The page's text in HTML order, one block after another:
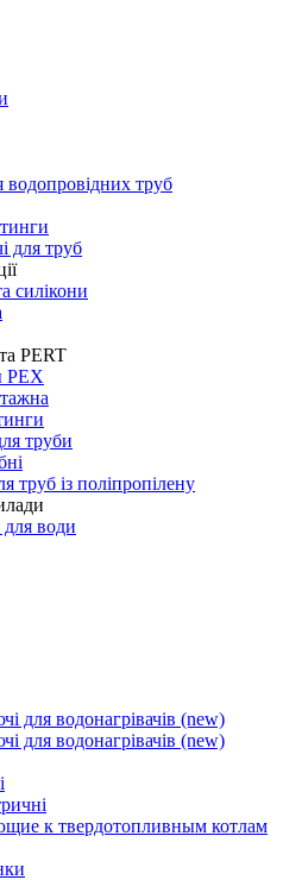
водопровідних труб
для труб
силікони
PERT
PEX
труби
труб із поліпропілену
води
для водонагрівачів (new)
для водонагрівачів (new)
к твердотопливным котлам